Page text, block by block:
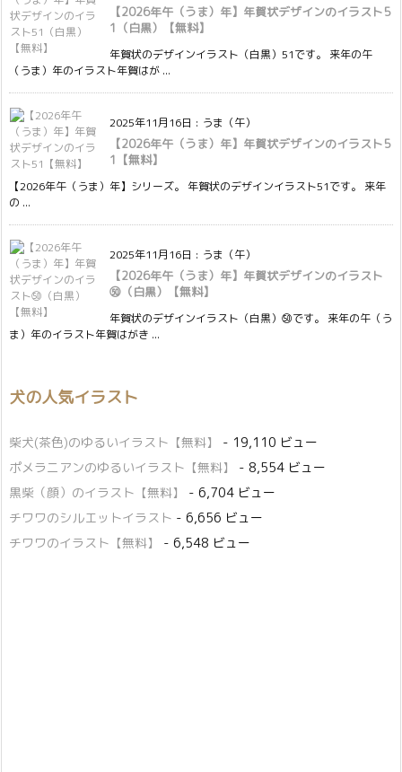
【2026年午（うま）年】年賀状デザインのイラスト5
1（白黒）【無料】
年賀状のデザインイラスト（白黒）51です。 来年の午
（うま）年のイラスト年賀はが ...
2025年11月16日 : うま（午）
【2026年午（うま）年】年賀状デザインのイラスト5
1【無料】
【2026年午（うま）年】シリーズ。 年賀状のデザインイラスト51です。 来年
の ...
2025年11月16日 : うま（午）
【2026年午（うま）年】年賀状デザインのイラスト
㊿（白黒）【無料】
年賀状のデザインイラスト（白黒）㊿です。 来年の午（う
ま）年のイラスト年賀はがき ...
犬の人気イラスト
柴犬(茶色)のゆるいイラスト【無料】
- 19,110 ビュー
ポメラニアンのゆるいイラスト【無料】
- 8,554 ビュー
黒柴（顔）のイラスト【無料】
- 6,704 ビュー
チワワのシルエットイラスト - 6,656 ビュー
チワワのイラスト【無料】
- 6,548 ビュー